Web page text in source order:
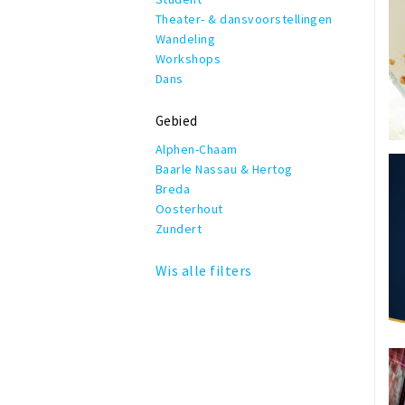
Theater- & dansvoorstellingen
Wandeling
Workshops
Dans
Gebied
Alphen-Chaam
Baarle Nassau & Hertog
Breda
Oosterhout
Zundert
Wis alle filters